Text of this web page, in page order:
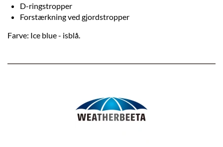
D-ringstropper
Forstærkning ved gjordstropper
Farve: Ice blue - isblå.